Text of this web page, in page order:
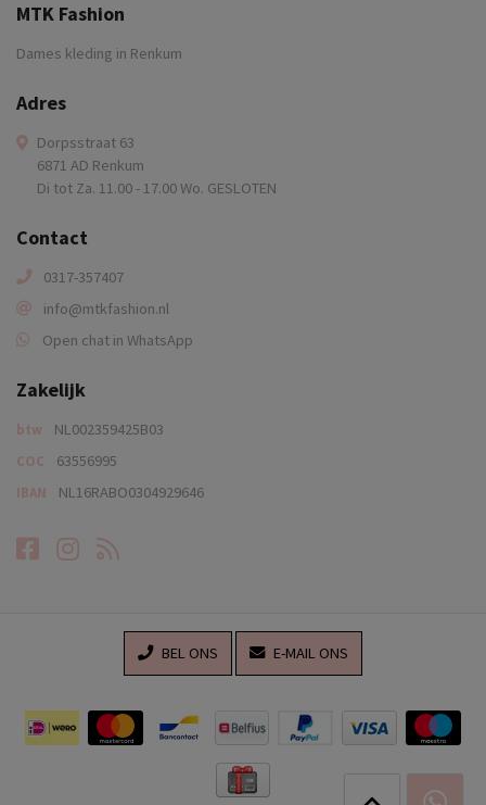
MTK Fashion
Dames kleding in Renkum
Adres
Dorpsstraat 63
6871 AD Renkum
Di tot Za. 11.00 - 17.00 Wo. GESLOTEN
Contact
0317-357407
info@mtkfashion.nl
Open chat in WhatsApp
Zakelijk
btw NL002359425B03
COC 63556995
IBAN NL16RABO0304929646
Facebook
Instagram
RSS-feed
BEL ONS E-MAIL ONS